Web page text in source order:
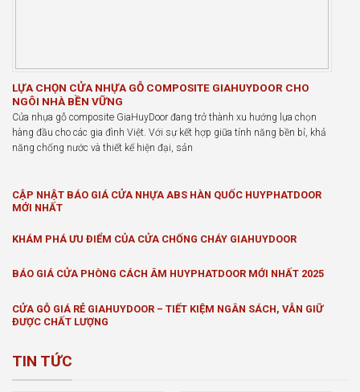
LỰA CHỌN CỬA NHỰA GỖ COMPOSITE GIAHUYDOOR CHO
NGÔI NHÀ BỀN VỮNG
Cửa nhựa gỗ composite GiaHuyDoor đang trở thành xu hướng lựa chọn
hàng đầu cho các gia đình Việt. Với sự kết hợp giữa tính năng bền bỉ, khả
năng chống nước và thiết kế hiện đại, sản
CẬP NHẬT BÁO GIÁ CỬA NHỰA ABS HÀN QUỐC HUYPHATDOOR
MỚI NHẤT
KHÁM PHÁ ƯU ĐIỂM CỦA CỬA CHỐNG CHÁY GIAHUYDOOR
BÁO GIÁ CỬA PHÒNG CÁCH ÂM HUYPHATDOOR MỚI NHẤT 2025
CỬA GỖ GIÁ RẺ GIAHUYDOOR – TIẾT KIỆM NGÂN SÁCH, VẪN GIỮ
ĐƯỢC CHẤT LƯỢNG
TIN TỨC